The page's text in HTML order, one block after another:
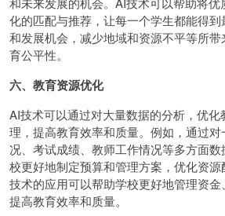
化的匹配与推荐，让每一个学生都能得
和发展机会，减少地域和资源不平等所
育公平性。
六、教育资源优化
AI技术可以通过对大量数据的分析，优化
理，提高教育效率和质量。例如，通过
况、考试成绩、教师工作情况等多方面
校更好地制定预算和管理方案，优化资
技术的应用可以帮助学校更好地管理资金
提高教育效率和质量。